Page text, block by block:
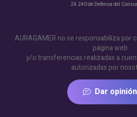
24.240 de Defensa del
AURAGAMER no se responsabiliza por
página web
y/o transferencias realizadas a
autorizadas por
Dar opinión